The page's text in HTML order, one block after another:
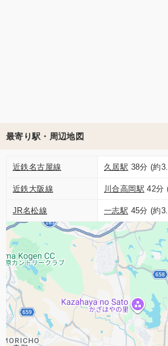
最寄り駅・周辺地図
近鉄名古屋線 久居駅 38分 (約
近鉄大阪線 川合高岡駅 42分
JR名松線 一志駅 45分 (約